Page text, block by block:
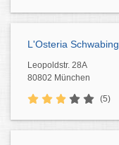
L'Osteria Schwabing
Leopoldstr. 28A
80802 München
(5)